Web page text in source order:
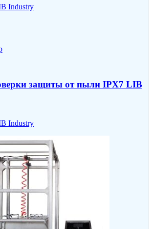
Industry
защиты от пыли IPX7 LIB
Industry